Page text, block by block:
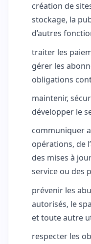
création de
stockage, la
d’autres
traiter les
gérer les
obligations
maintenir,
développer le
communiquer
opérations, de
des mises à
service ou des
prévenir les
autorisés, le
et toute autre
respecter les